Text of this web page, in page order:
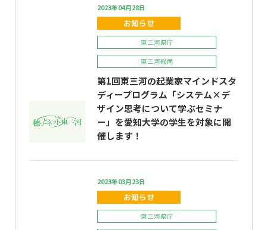
2023年04月28日
お知らせ
東三河県庁
東三河総局
第1回東三河の起業家マインドスタ
ディープログラム「システム×デ
ザイン思考について学ぶセミナ
ー」を愛知大学の学生を対象に開
催します！
2023年03月23日
お知らせ
東三河県庁